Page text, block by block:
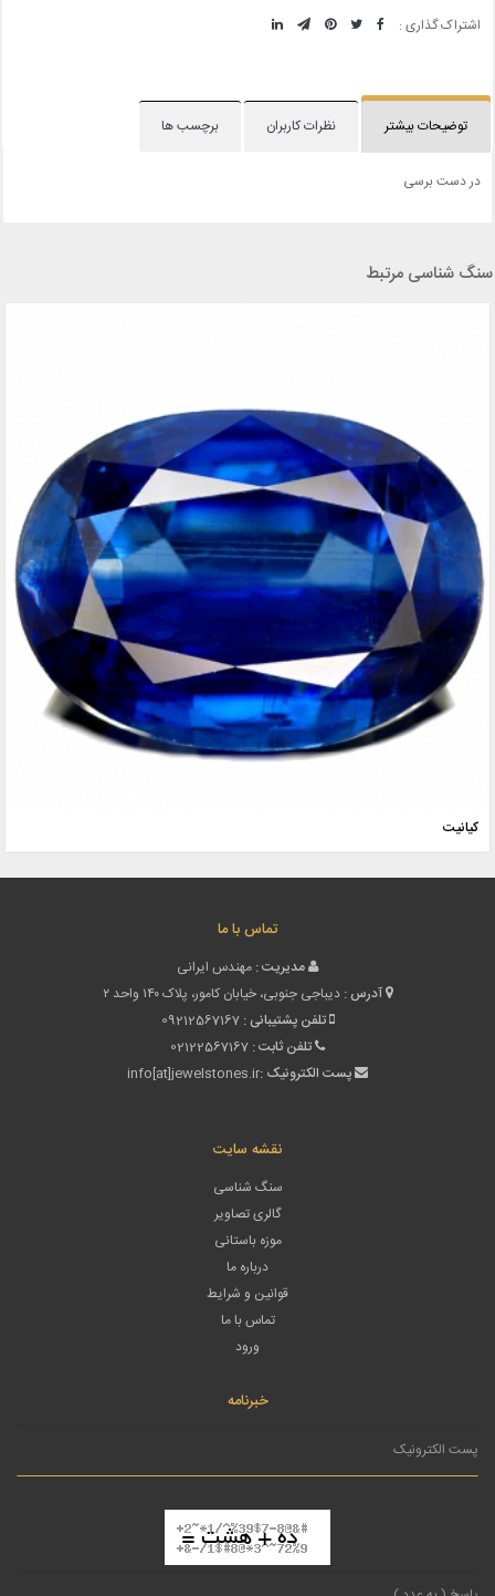
اشتراک گذاری :
توضیحات بیشتر نظرات کاربران برچسب ها
در دست برسی
سنگ شناسی مرتبط
کیانیت
تماس با ما
مدیریت : مهندس ایرانی
آدرس : دیباجی جنوبی، خیابان کامور، پلاک ۱۴۰ واحد ۲
تلفن پشتیبانی : 09212567167
تلفن ثابت : 02122567167
پست الکترونیک :info[at]jewelstones.ir
نقشه سایت
سنگ شناسی
گالری تصاویر
موزه باستانی
درباره ما
قوانین و شرایط
تماس با ما
ورود
خبرنامه